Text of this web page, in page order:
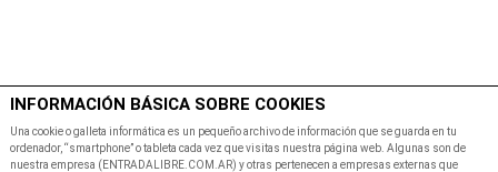
Inicio Programacion
INFORMACIÓN BÁSICA SOBRE COOKIES
Una cookie o galleta informática es un pequeño archivo de información que se guarda en tu
ordenador, “smartphone” o tableta cada vez que visitas nuestra página web. Algunas son de
nuestra empresa (ENTRADALIBRE.COM.AR) y otras pertenecen a empresas externas que